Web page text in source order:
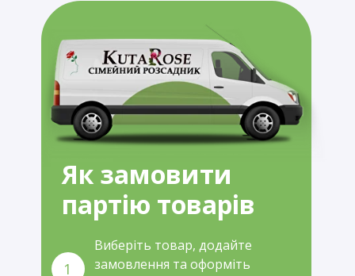
Як замовити
партію товарів
Виберіть товар, додайте
замовлення та оформіть
1